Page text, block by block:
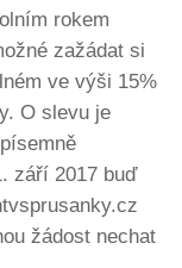
rokem
zažádat si
ve výši 15%
O slevu je
září 2017 buď
žádost nechat